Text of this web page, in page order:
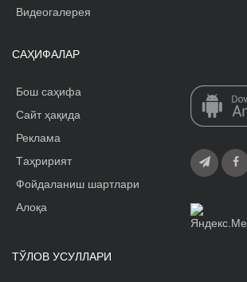
Видеогалерея
САҲИФАЛАР
Бош саҳифа
Сайт ҳақида
Реклама
Tаҳририят
Фойдаланиш шартлари
Алоқа
ТЎЛОВ УСУЛЛАРИ